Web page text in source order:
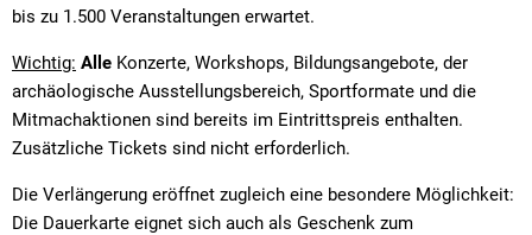
bis zu 1.500 Veranstaltungen erwartet.
Wichtig: Alle Konzerte, Workshops, Bildungsangebote, der
archäologische Ausstellungsbereich, Sportformate und die
Mitmachaktionen sind bereits im Eintrittspreis enthalten.
Zusätzliche Tickets sind nicht erforderlich.
Die Verlängerung eröffnet zugleich eine besondere Möglichkeit:
Die Dauerkarte eignet sich auch als Geschenk zum